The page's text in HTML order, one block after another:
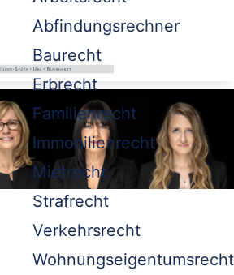
Abfindungsrechner
Baurecht
Erbrecht
Familienrecht
Immobilienrecht
Mietrecht
Strafrecht
Verkehrsrecht
Wohnungseigentumsrecht